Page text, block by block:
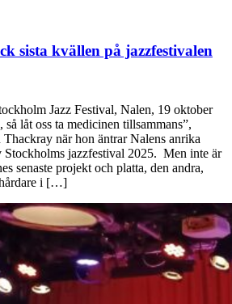
sista kvällen på jazzfestivalen
Jazz Festival, Nalen, 19 oktober
låt oss ta medicinen tillsammans”,
när hon äntrar Nalens anrika
Stockholms jazzfestival 2025. Men inte är
senaste projekt och platta, den andra,
i […]